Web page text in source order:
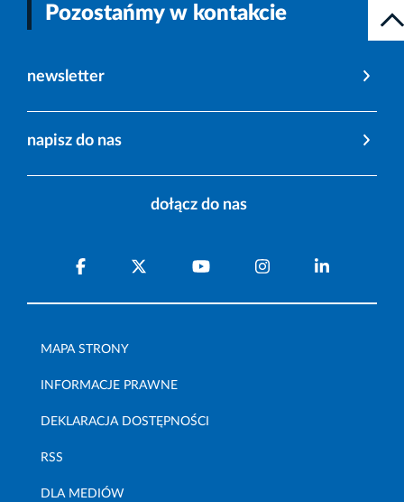
Pozostańmy w kontakcie
newsletter
napisz do nas
dołącz do nas
MAPA STRONY
INFORMACJE PRAWNE
DEKLARACJA DOSTĘPNOŚCI
RSS
DLA MEDIÓW